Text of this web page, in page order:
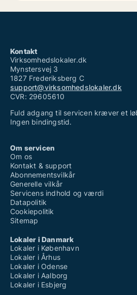
Kontakt
Virksomhedslokaler.dk
Mynstersvej 3
1827 Frederiksberg C
support@virksomhedslokaler.dk
CVR: 29605610
Fuld adgang til servicen kræver et
Ingen bindingstid.
Om servicen
Om os
Kontakt & support
Abonnementsvilkår
Generelle vilkår
Servicens indhold og værdi
Datapolitik
Cookiepolitik
Sitemap
Lokaler i Danmark
Lokaler i København
Lokaler i Århus
Lokaler i Odense
Lokaler i Aalborg
Lokaler i Esbjerg